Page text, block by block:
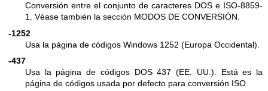
Conversión entre el conjunto de caracteres DOS e ISO-8859-
1. Véase también la sección MODOS DE CONVERSIÓN.
-1252
Usa la página de códigos Windows 1252 (Europa Occidental).
-437
Usa la página de códigos DOS 437 (EE. UU.). Está es la
página de códigos usada por defecto para conversión ISO.